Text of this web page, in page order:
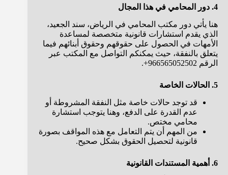
4. دور المحامي في هذا المجال
هنا يأتي دور مكتب المحامي في الرياض، سند الجعيد،
الذي يقدم استشارات قانونية متخصصة لمساعدة
الأمهات في الحصول على حقوقهم وحقوق أبنائهم فيما
يتعلق بالنفقة، حيث يمكنكم التواصل مع المكتب عبر
الرقم 966565052502+.
5. الحالات الخاصة
قد توجد حالات خاصة مثل النفقة المشروطة أو
عدم القدرة على الدفع، وهنا يتوجب استشارة
محامي مختص.
من المهم أن يتم التعامل مع هذه المواقف بصورة
قانونية لتحصيل الحقوق بشكل صحيح.
6. أهمية المستندات القانونية